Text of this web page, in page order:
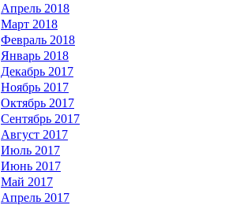
Апрель 2018
Март 2018
Февраль 2018
Январь 2018
Декабрь 2017
Ноябрь 2017
Октябрь 2017
Сентябрь 2017
Август 2017
Июль 2017
Июнь 2017
Май 2017
Апрель 2017